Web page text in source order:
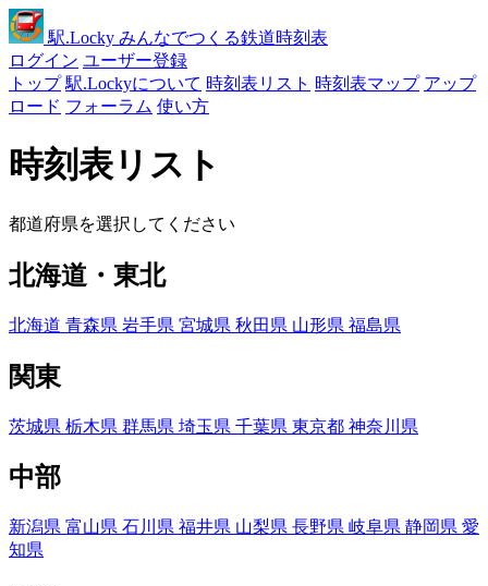
駅.Locky みんなでつくる鉄道時刻表
ログイン ユーザー登録
トップ 駅.Lockyについて 時刻表リスト 時刻表マップ アップ
ロード フォーラム 使い方
時刻表リスト
都道府県を選択してください
北海道・東北
北海道 青森県 岩手県 宮城県 秋田県 山形県 福島県
関東
茨城県 栃木県 群馬県 埼玉県 千葉県 東京都 神奈川県
中部
新潟県 富山県 石川県 福井県 山梨県 長野県 岐阜県 静岡県 愛
知県